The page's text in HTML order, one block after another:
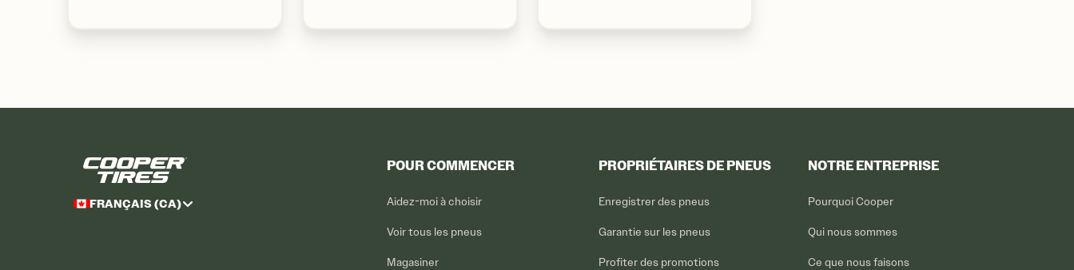
FRANÇAIS (CA)
POUR COMMENCER
Aidez-moi à choisir
Voir tous les pneus
Magasiner
PROPRIÉTAIRES DE PNEUS
Enregistrer des pneus
Garantie sur les pneus
Profiter des promotions
NOTRE ENTREPRISE
Pourquoi Cooper
Qui nous sommes
Ce que nous faisons